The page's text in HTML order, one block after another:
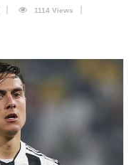
1114 Views